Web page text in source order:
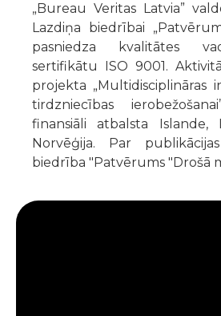
„Bureau Veritas Latvia”
Lazdiņa biedrībai
pasniedza kvalitātes
sertifikātu ISO 9001.
projekta „Multidisciplināras
tirdzniecības
finansiāli atbalsta Islande,
Norvēģija. Par
biedrība "Patvērums "Drošā